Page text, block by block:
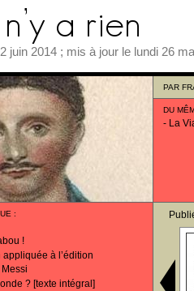
juin 2014 ; mis à jour le lundi 26
PAR
DU
- La
:
!
à l’édition
? [texte intégral]